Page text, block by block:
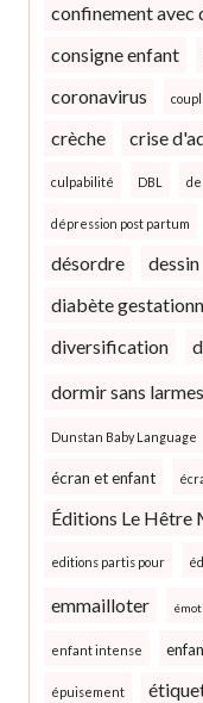
confinement avec
consigne enfant
coronavirus
crèche
crise
culpabilité DBL
dépression post partum
désordre dessin
diabète
diversification
dormir sans larmes
Dunstan Baby Language
écran et enfant
Éditions Le Hêtre
editions partis pour
emmailloter
enfant intense
épuisement